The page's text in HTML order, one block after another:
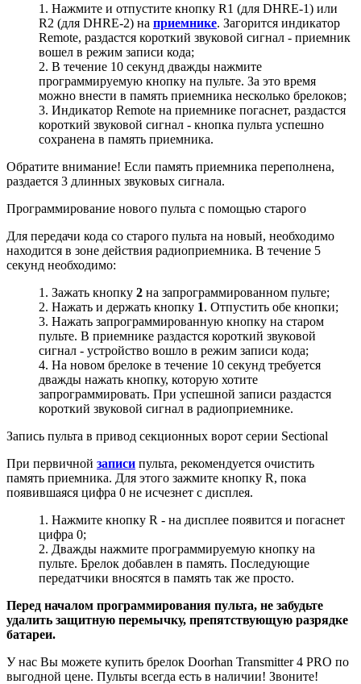
Нажмите и отпустите кнопку R1 (для DHRE-1) или
R2 (для DHRE-2) на приемнике. Загорится индикатор
Remote, раздастся короткий звуковой сигнал - приемник
вошел в режим записи кода;
В течение 10 секунд дважды нажмите
программируемую кнопку на пульте. За это время
можно внести в память приемника несколько брелоков;
Индикатор Remote на приемнике погаснет, раздастся
короткий звуковой сигнал - кнопка пульта успешно
сохранена в память приемника.
Обратите внимание! Если память приемника переполнена,
раздается 3 длинных звуковых сигнала.
Программирование нового пульта с помощью старого
Для передачи кода со старого пульта на новый, необходимо
находится в зоне действия радиоприемника. В течение 5
секунд необходимо:
Зажать кнопку 2 на запрограммированном пульте;
Нажать и держать кнопку 1. Отпустить обе кнопки;
Нажать запрограммированную кнопку на старом
пульте. В приемнике раздастся короткий звуковой
сигнал - устройство вошло в режим записи кода;
На новом брелоке в течение 10 секунд требуется
дважды нажать кнопку, которую хотите
запрограммировать. При успешной записи раздастся
короткий звуковой сигнал в радиоприемнике.
Запись пульта в привод секционных ворот серии Sectional
При первичной записи пульта, рекомендуется очистить
память приемника. Для этого зажмите кнопку R, пока
появившаяся цифра 0 не исчезнет с дисплея.
Нажмите кнопку R - на дисплее появится и погаснет
цифра 0;
Дважды нажмите программируемую кнопку на
пульте. Брелок добавлен в память. Последующие
передатчики вносятся в память так же просто.
Перед началом программирования пульта, не забудьте
удалить защитную перемычку, препятствующую разрядке
батареи.
У нас Вы можете купить брелок Doorhan Transmitter 4 PRO по
выгодной цене. Пульты всегда есть в наличии! Звоните!